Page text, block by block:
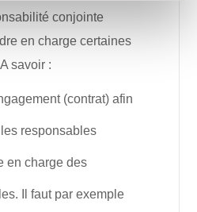
conjointe
en charge certaines
savoir :
(contrat) afin
responsables
en charge des
Il faut par exemple